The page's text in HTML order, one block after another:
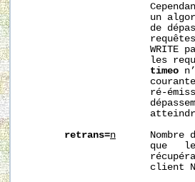
un
de
WRITE
les
timeo
ré-
retrans=n
Nombre
que
client